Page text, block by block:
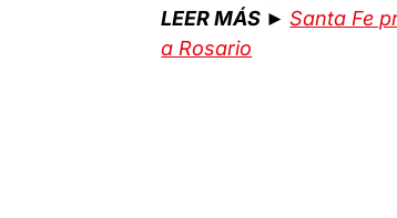
LEER MÁS ►Santa Fe
a Rosario